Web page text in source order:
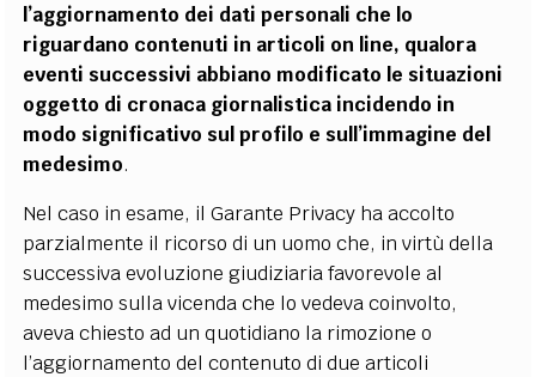
l’aggiornamento dei dati personali che lo
riguardano contenuti in articoli on line, qualora
eventi successivi abbiano modificato le situazioni
oggetto di cronaca giornalistica incidendo in
modo significativo sul profilo e sull’immagine del
medesimo.
Nel caso in esame, il Garante Privacy ha accolto
parzialmente il ricorso di un uomo che, in virtù della
successiva evoluzione giudiziaria favorevole al
medesimo sulla vicenda che lo vedeva coinvolto,
aveva chiesto ad un quotidiano la rimozione o
l’aggiornamento del contenuto di due articoli